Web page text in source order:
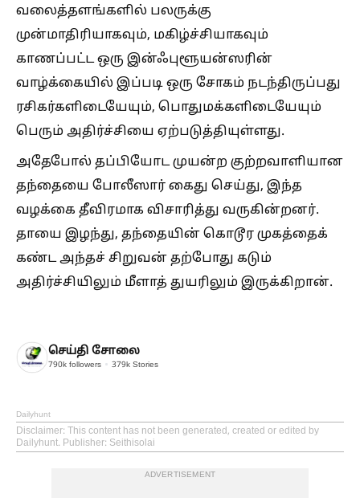
வலைத்தளங்களில் பலருக்கு
முன்மாதிரியாகவும், மகிழ்ச்சியாகவும்
காணப்பட்ட ஒரு இன்ஃபுளூயன்ஸரின்
வாழ்க்கையில் இப்படி ஒரு சோகம் நடந்திருப்பது
ரசிகர்களிடையேயும், பொதுமக்களிடையேயும்
பெரும் அதிர்ச்சியை ஏற்படுத்தியுள்ளது.
அதேபோல் தப்பியோட முயன்ற குற்றவாளியான
தந்தையை போலீஸார் கைது செய்து, இந்த
வழக்கை தீவிரமாக விசாரித்து வருகின்றனர்.
தாயை இழந்து, தந்தையின் கொடூர முகத்தைக்
கண்ட அந்தச் சிறுவன் தற்போது கடும்
அதிர்ச்சியிலும் மீளாத் துயரிலும் இருக்கிறான்.
செய்தி சோலை
790k followers 379k Stories
Dailyhunt
Disclaimer: This content has not been generated, created or edited by
Dailyhunt. Publisher: Seithisolai
ADVERTISEMENT